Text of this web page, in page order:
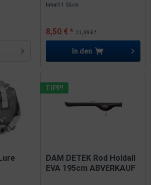
Inhalt1 Stück
11,99 € *
8,50 € *
In den
TIPP!
DAM DETEK Rod Holdall
EVA 195cm ABVERKAUF